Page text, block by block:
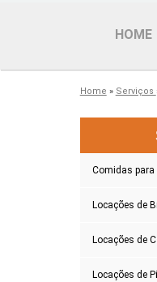
HOME
Home » Serviços
Comidas para
Locações de
Locações de
Locações de